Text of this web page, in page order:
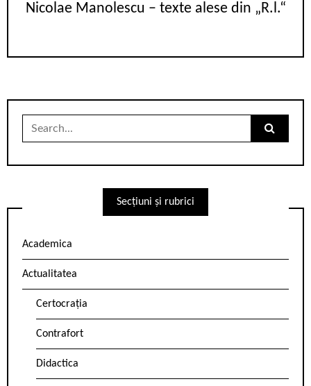
Nicolae Manolescu – texte alese din „R.l.“
Search
Secțiuni și rubrici
Academica
Actualitatea
Certocrația
Contrafort
Didactica